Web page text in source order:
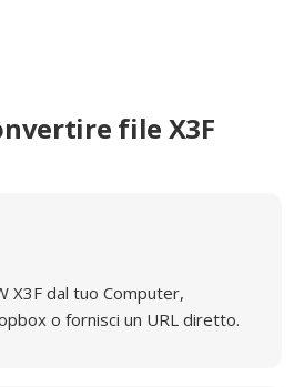
file X3F
X3F dal tuo Computer,
o fornisci un URL diretto.